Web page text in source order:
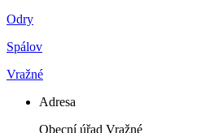
Odry
Spálov
Vražné
Adresa
Obecní úřad Vražné